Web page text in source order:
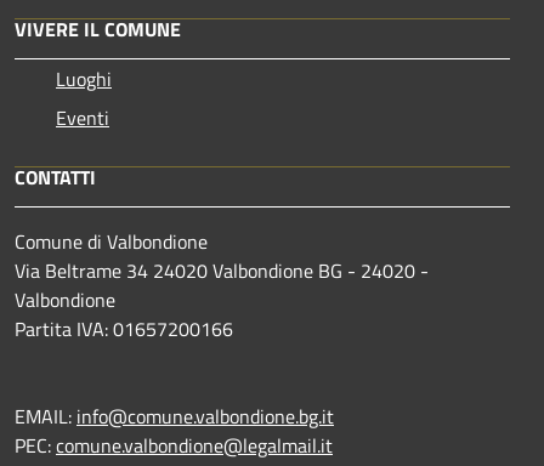
VIVERE IL COMUNE
Luoghi
Eventi
CONTATTI
Comune di Valbondione
Via Beltrame 34 24020 Valbondione BG - 24020 -
Valbondione
Partita IVA: 01657200166
EMAIL: info@comune.valbondione.bg.it
PEC:comune.valbondione@legalmail.it